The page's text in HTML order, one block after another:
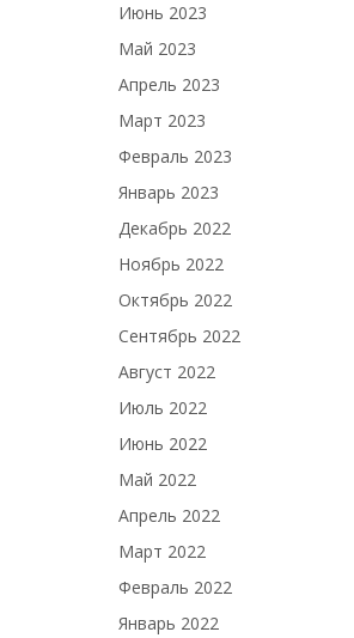
Июнь 2023
Май 2023
Апрель 2023
Март 2023
Февраль 2023
Январь 2023
Декабрь 2022
Ноябрь 2022
Октябрь 2022
Сентябрь 2022
Август 2022
Июль 2022
Июнь 2022
Май 2022
Апрель 2022
Март 2022
Февраль 2022
Январь 2022